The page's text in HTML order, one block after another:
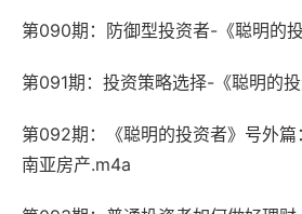
第090期：防御型投资者-《聪明的
第091期：投资策略选择-《聪明的
第092期：《聪明的投资者》号外
南亚房产.m4a